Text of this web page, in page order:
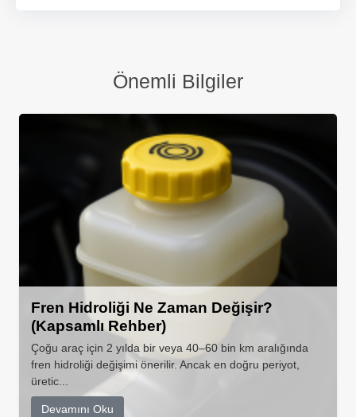
Önemli Bilgiler
Fren Hidroliği Ne Zaman Değişir?
(Kapsamlı Rehber)
Çoğu araç için 2 yılda bir veya 40–60 bin km aralığında
fren hidroliği değişimi önerilir. Ancak en doğru periyot,
üretic...
Devamını Oku